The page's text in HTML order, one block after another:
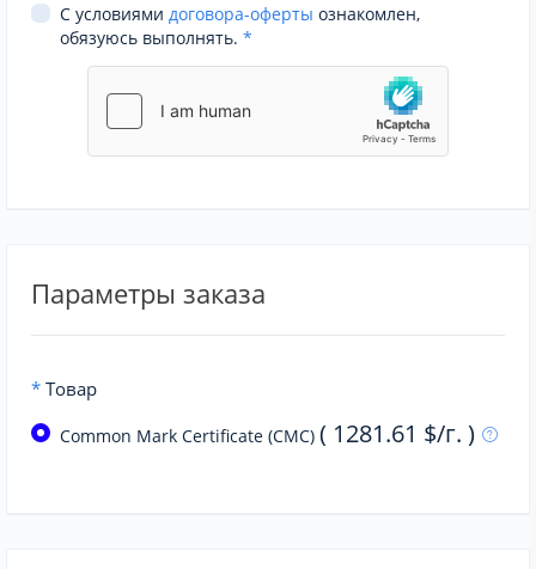
С условиями договора-оферты ознакомлен,
обязуюсь выполнять. *
Параметры заказа
* Товар
Common Mark Certificate (CMC) ( 1281.61 $/г. )